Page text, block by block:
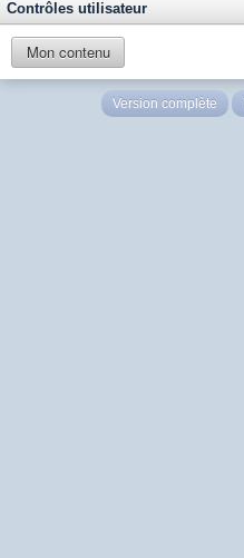
Contrôles utilisateur
Mon contenu
Version complète